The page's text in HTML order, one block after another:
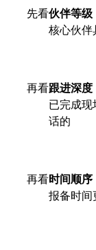
先看伙伴等级
核心伙伴
再看跟进深度
已完成
话的
再看时间顺序
报备时间